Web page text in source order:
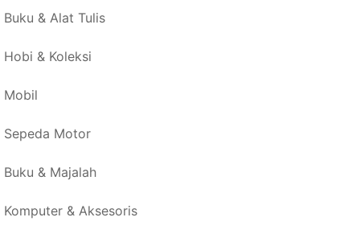
Buku & Alat Tulis
Hobi & Koleksi
Mobil
Sepeda Motor
Buku & Majalah
Komputer & Aksesoris